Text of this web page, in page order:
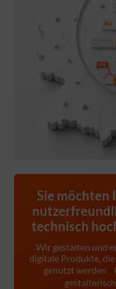
Sie möchten
technisch
Wir gestalten und
digitale Produkte,
genutzt werden